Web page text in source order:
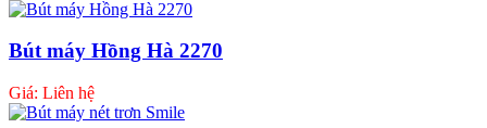
Bút máy Hồng Hà 2270
Giá: Liên hệ